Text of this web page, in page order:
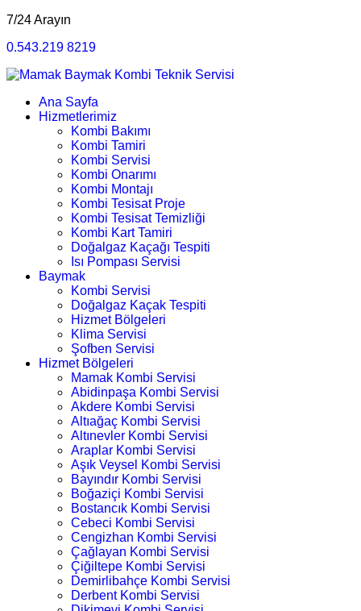
7/24 Arayın
0.543.219 8219
Ana Sayfa
Hizmetlerimiz
Kombi Bakımı
Kombi Tamiri
Kombi Servisi
Kombi Onarımı
Kombi Montajı
Kombi Tesisat Proje
Kombi Tesisat Temizliği
Kombi Kart Tamiri
Doğalgaz Kaçağı Tespiti
Isı Pompası Servisi
Baymak
Kombi Servisi
Doğalgaz Kaçak Tespiti
Hizmet Bölgeleri
Klima Servisi
Şofben Servisi
Hizmet Bölgeleri
Mamak Kombi Servisi
Abidinpaşa Kombi Servisi
Akdere Kombi Servisi
Altıağaç Kombi Servisi
Altınevler Kombi Servisi
Araplar Kombi Servisi
Aşık Veysel Kombi Servisi
Bayındır Kombi Servisi
Boğaziçi Kombi Servisi
Bostancık Kombi Servisi
Cebeci Kombi Servisi
Cengizhan Kombi Servisi
Çağlayan Kombi Servisi
Çiğiltepe Kombi Servisi
Demirlibahçe Kombi Servisi
Derbent Kombi Servisi